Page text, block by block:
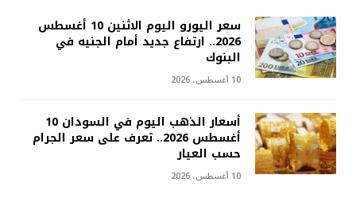
سعر اليورو اليوم الاثنين 10 أغسطس
2026.. ارتفاع جديد أمام الجنيه في
البنوك
10 أغسطس، 2026
أسعار الذهب اليوم في السودان 10
أغسطس 2026.. تعرف على سعر الجرام
حسب العيار
10 أغسطس، 2026